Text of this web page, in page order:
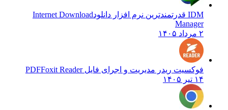
IDM قدرتمندترین نرم افزار دانلود
Internet Download
Manager
۲ مرداد ۱۴۰۵
فوکسیت ریدر مدیریت و اجرای فایل PDFFoxit Reader
۱۴ تیر ۱۴۰۵